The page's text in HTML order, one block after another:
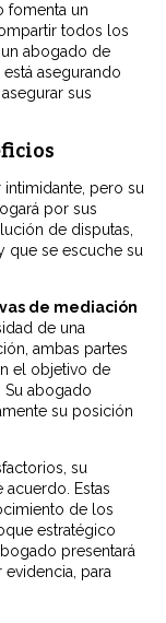
fomenta un
todos los
abogado de
asegurando
sus
pero su
por sus
de disputas,
que se escuche su
de mediación
de una
ambas partes
el objetivo de
Su abogado
su posición
su
Estas
de los
estratégico
presentará
para